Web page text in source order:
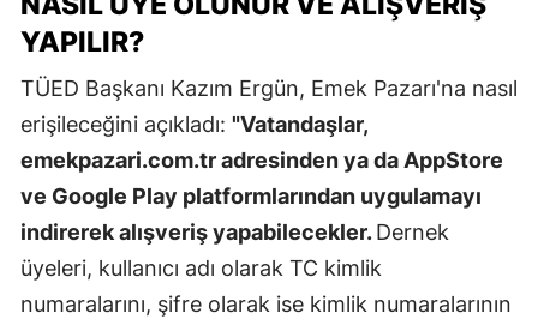
YAPILIR?
TÜED Başkanı Kazım Ergün, Emek Pazarı'na nasıl
erişileceğini açıkladı: "Vatandaşlar,
emekpazari.com.tr adresinden ya da AppStore
ve Google Play platformlarından uygulamayı
indirerek alışveriş yapabilecekler.Dernek
üyeleri, kullanıcı adı olarak TC kimlik
numaralarını, şifre olarak ise kimlik numaralarının